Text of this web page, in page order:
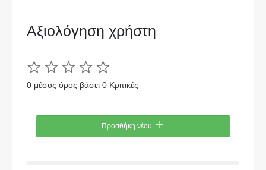
Αξιολόγηση χρήστη
0 μέσος όρος βάσει 0 Κριτικές
Προσθήκη νέου